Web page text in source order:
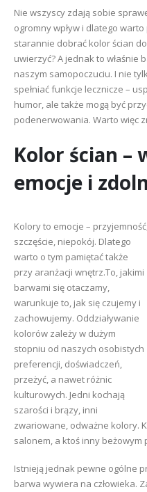
Nie wszyscy zdają sobie
ogromny wpływ i dlatego
starannie dobrać kolor ścian
uwierzyć? A jednak to właśnie
naszym samopoczuciu. I nie
spełniać funkcje lecznicze –
humor, ale także mogą być
podenerwowania. Warto więc
Kolor ścian –
emocje i
Kolory to emocje –
szczęście, niepokój. Dlatego
warto o tym pamiętać także
przy aranżacji wnętrz.To, jakimi
barwami się otaczamy,
warunkuje to, jak się czujemy i
zachowujemy. Oddziaływanie
kolorów zależy w dużym
stopniu od naszych osobistych
preferencji, doświadczeń,
przeżyć, a nawet różnic
kulturowych. Jedni kochają
szarości i brązy, inni
zwariowane, odważne kolory.
salonem, a ktoś inny beżowym
Istnieją jednak pewne ogólne
barwa wywiera na człowieka.